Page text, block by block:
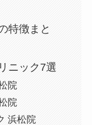
特徴まと
ニック7選
院
院
浜松院